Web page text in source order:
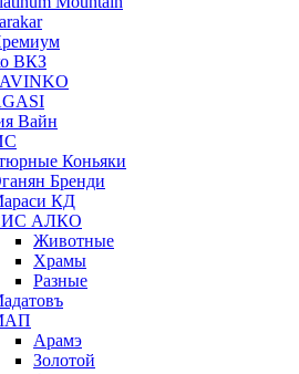
ВКЗ
Вайн
Коньяки
Бренди
КД
АЛКО
Животные
Храмы
Разные
Арамэ
Золотой